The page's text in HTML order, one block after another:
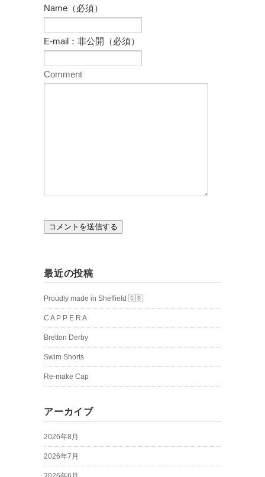
Name（必須）
E-mail：非公開（必須）
Comment
最近の投稿
Proudly made in Sheffield 🇬🇧
C A P P E R A
Bretton Derby
Swim Shorts
Re-make Cap
アーカイブ
2026年8月
2026年7月